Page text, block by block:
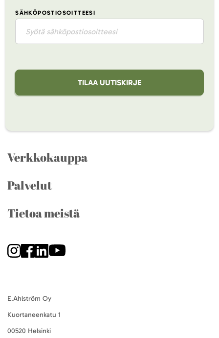
SÄHKÖPOSTIOSOITTEESI
TILAA UUTISKIRJE
Verkkokauppa
Palvelut
Tietoa meistä
E.Ahlström Oy
Kuortaneenkatu 1
00520 Helsinki